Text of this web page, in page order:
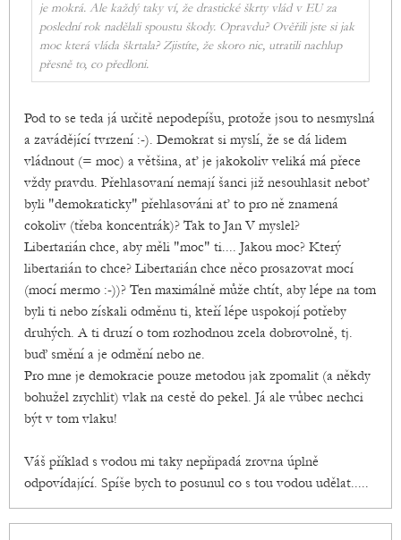
je mokrá. Ale každý taky ví, že drastické škrty vlád v EU za
poslední rok nadělali spoustu škody. Opravdu? Ověřili jste si jak
moc která vláda škrtala? Zjistíte, že skoro nic, utratili nachlup
přesně to, co předloni.
Pod to se teda já určitě nepodepíšu, protože jsou to nesmyslná
a zavádějící tvrzení :-). Demokrat si myslí, že se dá lidem
vládnout (= moc) a většina, ať je jakokoliv veliká má přece
vždy pravdu. Přehlasovaní nemají šanci již nesouhlasit neboť
byli "demokraticky" přehlasováni ať to pro ně znamená
cokoliv (třeba koncentrák)? Tak to Jan V myslel?
Libertarián chce, aby měli "moc" ti.... Jakou moc? Který
libertarián to chce? Libertarián chce něco prosazovat mocí
(mocí mermo :-))? Ten maximálně může chtít, aby lépe na tom
byli ti nebo získali odměnu ti, kteří lépe uspokojí potřeby
druhých. A ti druzí o tom rozhodnou zcela dobrovolně, tj.
buď smění a je odmění nebo ne.
Pro mne je demokracie pouze metodou jak zpomalit (a někdy
bohužel zrychlit) vlak na cestě do pekel. Já ale vůbec nechci
být v tom vlaku!
Váš příklad s vodou mi taky nepřipadá zrovna úplně
odpovídající. Spíše bych to posunul co s tou vodou udělat.....